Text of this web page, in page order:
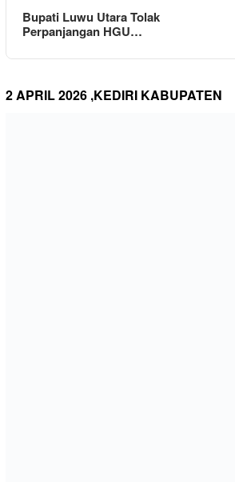
Bupati Luwu Utara Tolak
Perpanjangan HGU…
2 APRIL 2026 ,KEDIRI KABUPATEN